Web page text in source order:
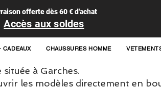
offerte dès 60 € d'achat
Accès aux soldes
CADEAUX CHAUSSURES HOMME
à Garches.
les modèles directement en